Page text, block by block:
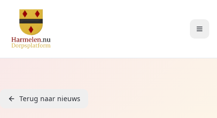
Terug naar nieuws